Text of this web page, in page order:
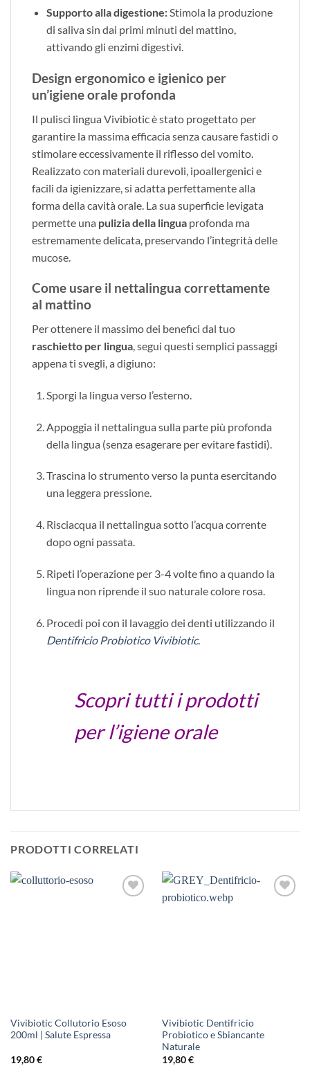
Supporto alla digestione:Stimola la produzione
di saliva sin dai primi minuti del mattino,
attivando gli enzimi digestivi.
Design ergonomico e igienico per
un’igiene orale profonda
Il pulisci lingua Vivibiotic è stato progettato per
garantire la massima efficacia senza causare fastidi o
stimolare eccessivamente il riflesso del vomito.
Realizzato con materiali durevoli, ipoallergenici e
facili da igienizzare, si adatta perfettamente alla
forma della cavità orale. La sua superficie levigata
permette una pulizia della lingua profonda ma
estremamente delicata, preservando l’integrità delle
mucose.
Come usare il nettalingua correttamente
al mattino
Per ottenere il massimo dei benefici dal tuo
raschietto per lingua, segui questi semplici passaggi
appena ti svegli, a digiuno:
Sporgi la lingua verso l’esterno.
Appoggia il nettalingua sulla parte più profonda
della lingua (senza esagerare per evitare fastidi).
Trascina lo strumento verso la punta esercitando
una leggera pressione.
Risciacqua il nettalingua sotto l’acqua corrente
dopo ogni passata.
Ripeti l’operazione per 3-4 volte fino a quando la
lingua non riprende il suo naturale colore rosa.
Procedi poi con il lavaggio dei denti utilizzando il
Dentifricio Probiotico Vivibiotic.
Scopri tutti i prodotti
per l’igiene orale
PRODOTTI CORRELATI
Vivibiotic Collutorio Esoso
200ml | Salute Espressa
19,80€
Vivibiotic Dentifricio
Probiotico e Sbiancante
Naturale
19,80€